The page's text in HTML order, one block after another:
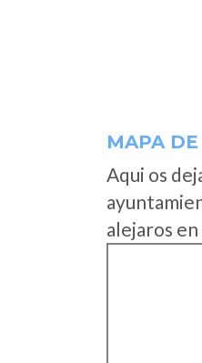
MAPA
Aqui os
alejaros